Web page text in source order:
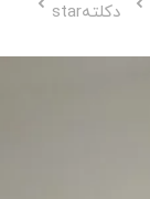
دکلتهstar